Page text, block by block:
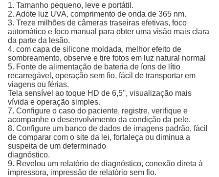
1. Tamanho pequeno, leve e portátil.
2. Adote luz UVA, comprimento de onda de 365 nm.
3. Treze milhões de câmeras traseiras efetivas, foco
automático e foco manual para obter uma visão mais clara
da parte da lesão.
4. com capa de silicone moldada, melhor efeito de
sombreamento, observe e tire fotos em luz natural normal
5. Fonte de alimentação de bateria de íons de lítio
recarregável, operação sem fio, fácil de transportar em
viagens ou férias.
Tela sensível ao toque HD de 6,5'', visualização mais
vívida e operação simples.
7. Configure o caso do paciente, registre, verifique e
acompanhe o desenvolvimento da condição da pele.
8. Configure um banco de dados de imagens padrão, fácil
de comparar com o site da lei, fortaleça ou diminua a
suspeita de um determinado
diagnóstico.
9. Revelou um relatório de diagnóstico, conexão direta à
impressora, impressão de relatório sem fio.